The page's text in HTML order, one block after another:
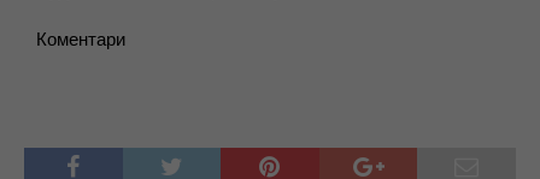
Коментари